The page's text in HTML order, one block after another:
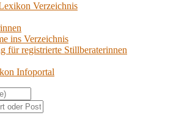
Verzeichnis
ins Verzeichnis
für regis­trier­te Stillberaterinnen
Infoportal